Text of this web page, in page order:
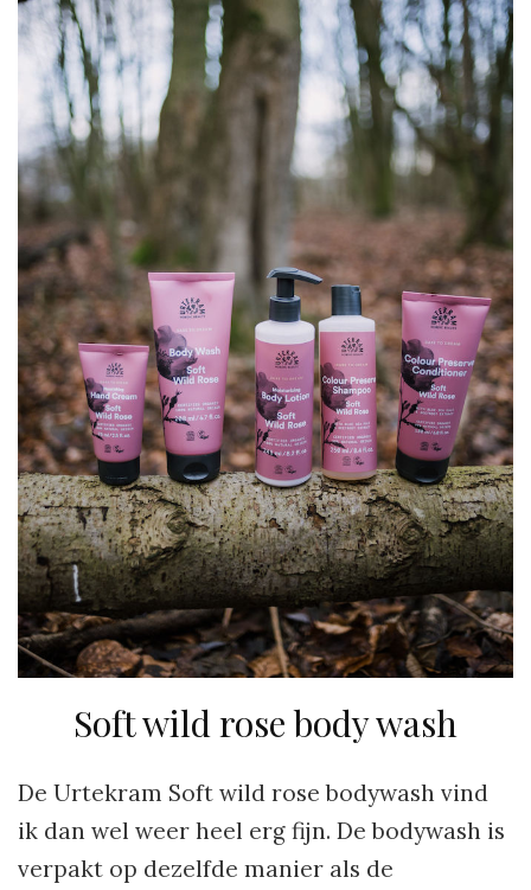
Soft wild rose body wash
De Urtekram Soft wild rose bodywash vind
ik dan wel weer heel erg fijn. De bodywash is
verpakt op dezelfde manier als de